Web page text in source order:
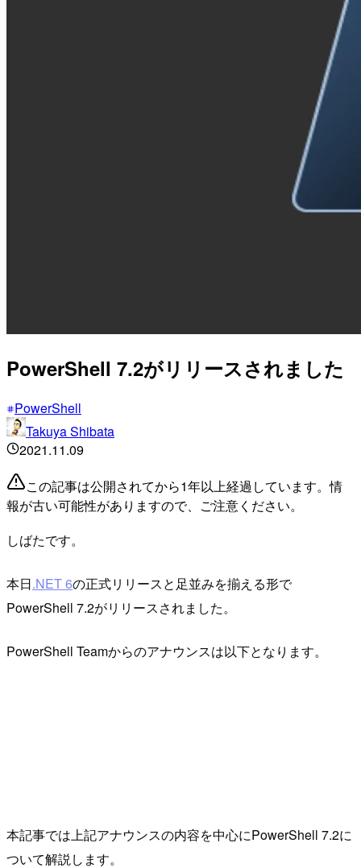
PowerShell 7.2がリリースされました
PowerShell
Takuya Shibata
2021.11.09
この記事は公開されてから1年以上経過しています。情
報が古い可能性がありますので、ご注意ください。
しばたです。
本日.NET 6の正式リリースと足並みを揃える形で
PowerShell 7.2がリリースされました。
PowerShell Teamからのアナウンスは以下となります。
本記事では上記アナウンスの内容を中心にPowerShell 7.2に
ついて解説します。